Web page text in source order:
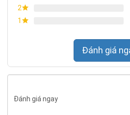
2
1
Đánh giá
Đánh giá ngay